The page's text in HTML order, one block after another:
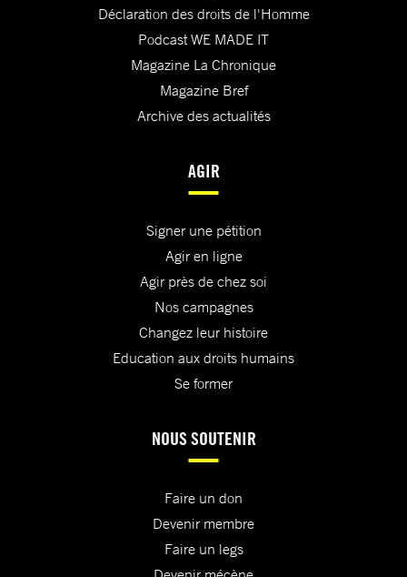
Déclaration des droits de l'Homme
Podcast WE MADE IT
Magazine La Chronique
Magazine Bref
Archive des actualités
AGIR
Signer une pétition
Agir en ligne
Agir près de chez soi
Nos campagnes
Changez leur histoire
Education aux droits humains
Se former
NOUS SOUTENIR
Faire un don
Devenir membre
Faire un legs